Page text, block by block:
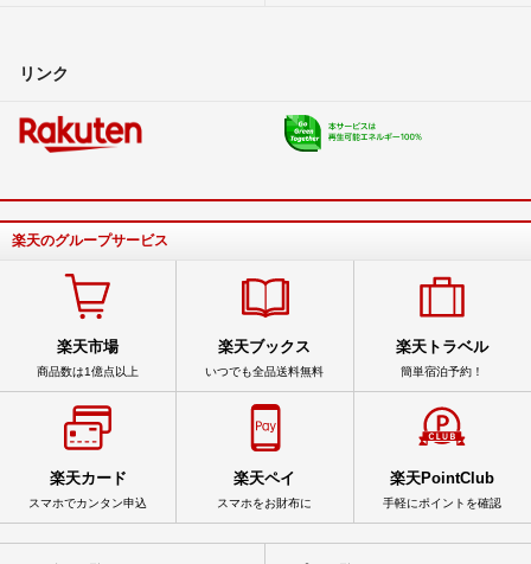
リンク
楽天のグループサービス
楽天市場
商品数は1億点以上
楽天ブックス
いつでも全品送料無料
楽天トラベル
簡単宿泊予約！
楽天カード
スマホでカンタン申込
楽天ペイ
スマホをお財布に
楽天PointClub
手軽にポイントを確認